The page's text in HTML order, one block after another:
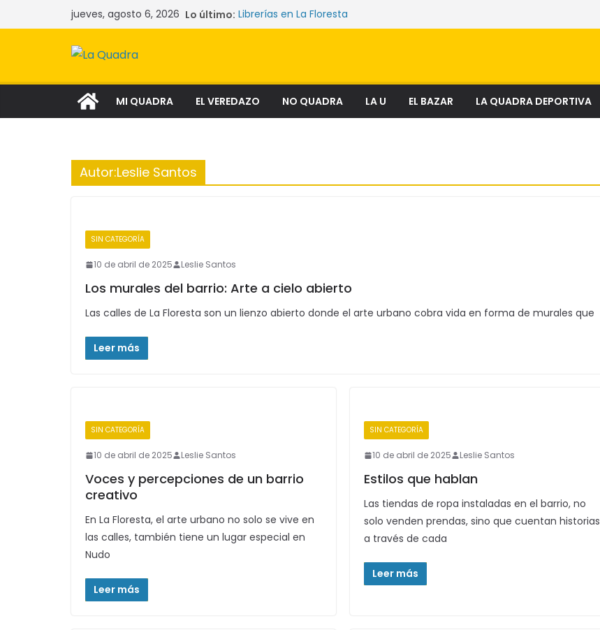
al
jueves, agosto 6, 2026 Lo último: Librerías en La Floresta
Las mujeres que sostienen los mercados de Quito
aspiración social
Tecnología y lectura
MI QUADRA EL VEREDAZO NO QUADRA LA U EL BAZAR LA QUADRA DEPORTIVA
Autor:Leslie Santos
SIN CATEGORÍA
10 de abril de 2025 Leslie Santos
Los murales del barrio: Arte a cielo abierto
Las calles de La Floresta son un lienzo abierto donde el arte urbano cobra vida en forma de murales que
Leer más
SIN CATEGORÍA
10 de abril de 2025 Leslie Santos
Voces y percepciones de un barrio
creativo
En La Floresta, el arte urbano no solo se vive en
las calles, también tiene un lugar especial en
Nudo
Leer más
SIN CATEGORÍA
10 de abril de 2025 Leslie Santos
Estilos que hablan
Las tiendas de ropa instaladas en el barrio, no
solo venden prendas, sino que cuentan historias
a través de cada
Leer más